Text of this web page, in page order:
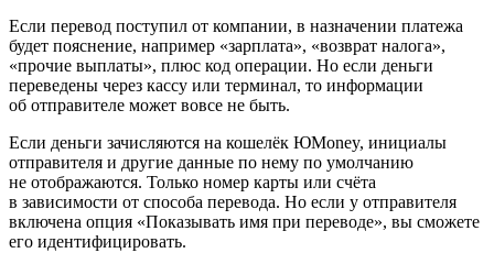
Если перевод поступил от компании, в назначении платежа
будет пояснение, например «зарплата», «возврат налога»,
«прочие выплаты», плюс код операции. Но если деньги
переведены через кассу или терминал, то информации
об отправителе может вовсе не быть.
Если деньги зачисляются на кошелёк ЮMoney, инициалы
отправителя и другие данные по нему по умолчанию
не отображаются. Только номер карты или счёта
в зависимости от способа перевода. Но если у отправителя
включена опция «Показывать имя при переводе», вы сможете
его идентифицировать.